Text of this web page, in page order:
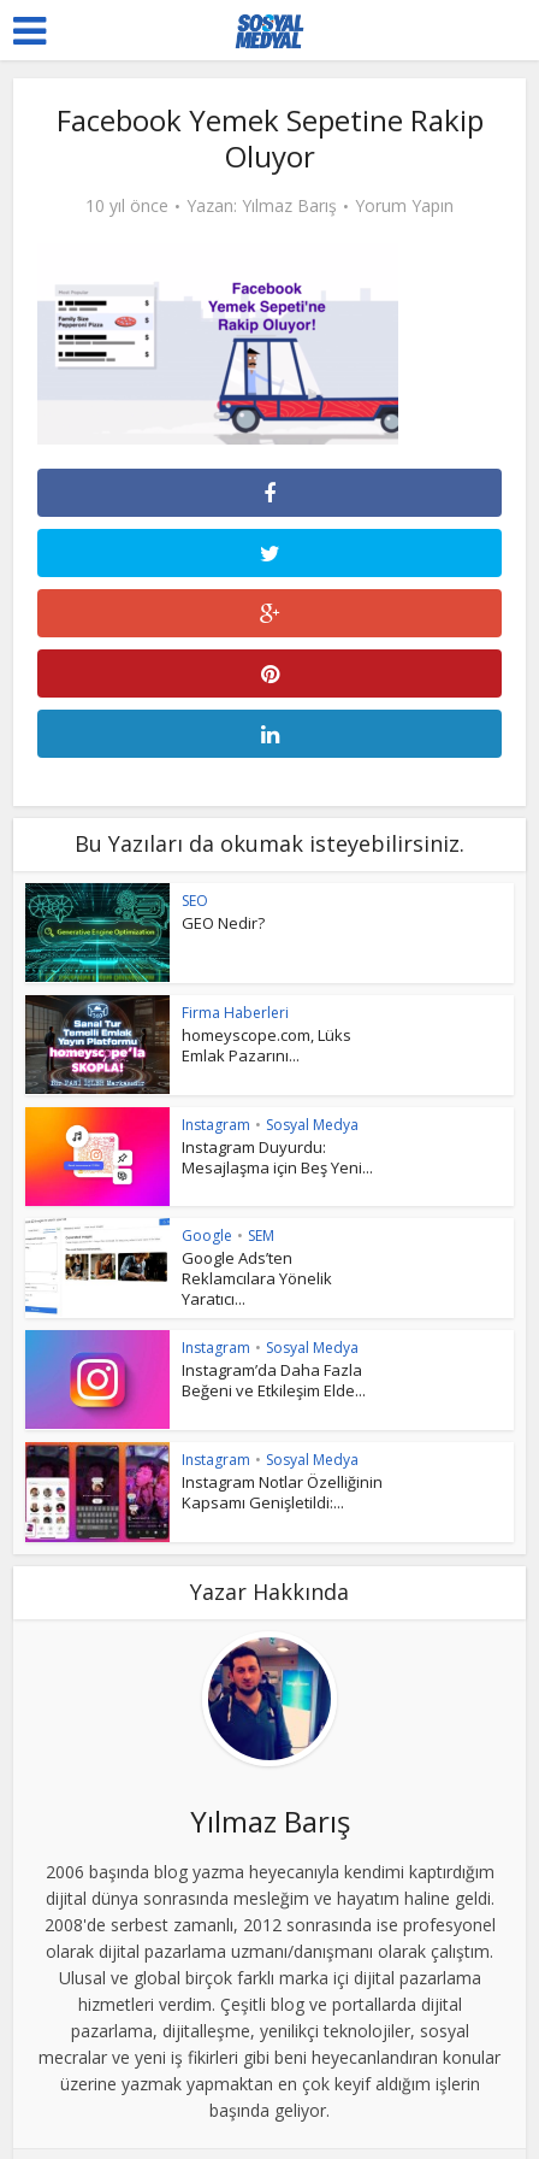
Facebook Yemek Sepetine Rakip
Oluyor
10 yıl önce Yazan: Yılmaz Barış Yorum Yapın
Bu Yazıları da okumak isteyebilirsiniz.
SEO
GEO Nedir?
Firma Haberleri
homeyscope.com, Lüks
Emlak Pazarını...
Instagram • Sosyal Medya
Instagram Duyurdu:
Mesajlaşma için Beş Yeni...
Google • SEM
Google Ads’ten
Reklamcılara Yönelik
Yaratıcı...
Instagram • Sosyal Medya
Instagram’da Daha Fazla
Beğeni ve Etkileşim Elde...
Instagram • Sosyal Medya
Instagram Notlar Özelliğinin
Kapsamı Genişletildi:...
Yazar Hakkında
Yılmaz Barış
2006 başında blog yazma heyecanıyla kendimi kaptırdığım
dijital dünya sonrasında mesleğim ve hayatım haline geldi.
2008'de serbest zamanlı, 2012 sonrasında ise profesyonel
olarak dijital pazarlama uzmanı/danışmanı olarak çalıştım.
Ulusal ve global birçok farklı marka içi dijital pazarlama
hizmetleri verdim. Çeşitli blog ve portallarda dijital
pazarlama, dijitalleşme, yenilikçi teknolojiler, sosyal
mecralar ve yeni iş fikirleri gibi beni heyecanlandıran konular
üzerine yazmak yapmaktan en çok keyif aldığım işlerin
başında geliyor.